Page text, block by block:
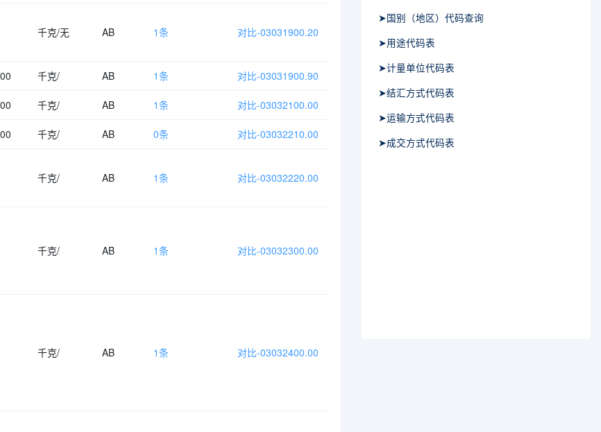
千克/无 AB 1条 对比-03031900.20
千克/ AB 1条 对比-03031900.90
千克/ AB 1条 对比-03032100.00
千克/ AB 0条 对比-03032210.00
千克/ AB 1条 对比-03032220.00
千克/ AB 1条 对比-03032300.00
千克/ AB 1条 对比-03032400.00
➤国别（地区）代码查询
➤用途代码表
➤计量单位代码表
➤结汇方式代码表
➤运输方式代码表
➤成交方式代码表